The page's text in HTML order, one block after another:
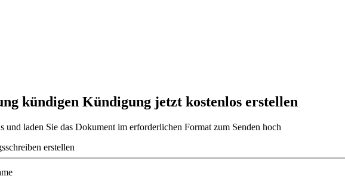
kündigen Kündigung jetzt kostenlos erstellen
und laden Sie das Dokument im erforderlichen Format zum Senden hoch
erstellen